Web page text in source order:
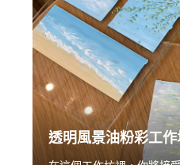
透明風景油粉彩工作